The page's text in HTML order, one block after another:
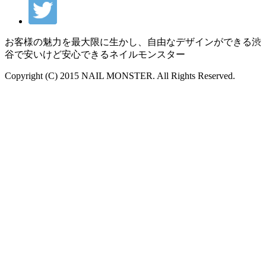
お客様の魅力を最大限に生かし、自由なデザインができる渋
谷で安いけど安心できるネイルモンスター
Copyright (C) 2015 NAIL MONSTER. All Rights Reserved.